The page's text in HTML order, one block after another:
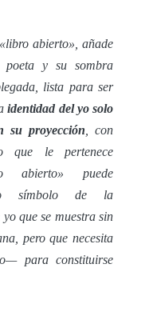
abierto», añade
poeta y su sombra
lista para ser
identidad del yo solo
su proyección , con
le pertenece
abierto» puede
símbolo de la
yo que se muestra sin
pero que necesita
para constituirse